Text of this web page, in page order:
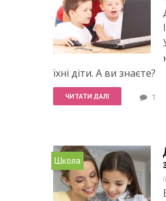
їхні діти. А ви знаєте?
ЧИТАТИ ДАЛІ 1
Школа